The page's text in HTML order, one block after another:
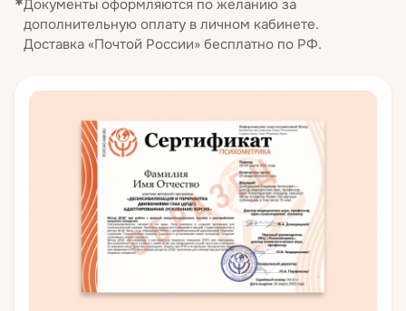
Документы оформляются по желанию за
дополнительную оплату в личном кабинете.
Доставка «Почтой России» бесплатно по РФ.